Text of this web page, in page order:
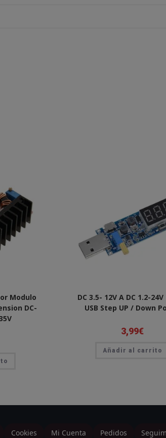
Modulo
DC-
DC 3.5- 12V A DC 1.2-24V
USB Step UP / Down
3,99€
Añadir al carrito
Cookies Mi Cuenta Pedidos